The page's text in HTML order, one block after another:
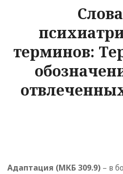
терминов:
Адаптация (МКБ 309.9) – в